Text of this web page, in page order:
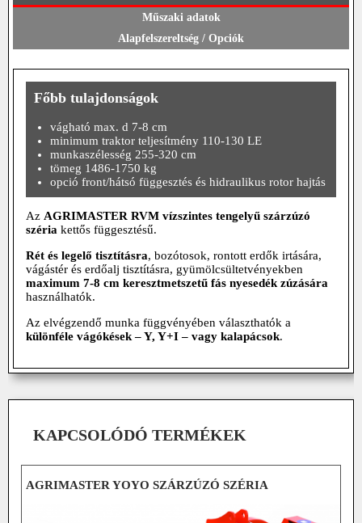
Műszaki adatok
Alapfelszereltség / Opciók
Főbb tulajdonságok
vágható max. d 7-8 cm
minimum traktor teljesítmény 110-130 LE
munkaszélesség 255-320 cm
tömeg 1486-1750 kg
opció front/hátsó függesztés és hidraulikus rotor hajtás
Az AGRIMASTER RVM vízszintes tengelyű szárzúzó
széria kettős függesztésű.
Rét és legelő tisztításra, bozótosok, rontott erdők irtására,
vágástér és erdőalj tisztításra, gyümölcsültetvényekben
maximum 7-8 cm keresztmetszetű fás nyesedék zúzására
használhatók.
Az elvégzendő munka függvényében választhatók a
különféle vágókések – Y, Y+I – vagy kalapácsok.
KAPCSOLÓDÓ TERMÉKEK
AGRIMASTER YOYO SZÁRZÚZÓ SZÉRIA